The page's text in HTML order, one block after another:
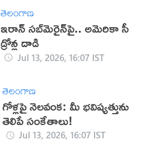
తెలంగాణ
ఇరాన్‌ సబ్‌మెరైన్‌పై.. అమెరికా సీ
డ్రోన్ల దాడి
Jul 13, 2026, 16:07 IST
తెలంగాణ
గోళ్లపై నెలవంక: మీ భవిష్యత్తును
తెలిపే సంకేతాలు!
Jul 13, 2026, 16:07 IST